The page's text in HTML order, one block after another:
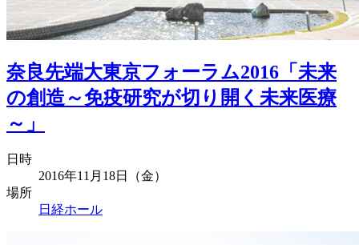
奈良先端大東京フォーラム2016「未来
の創造～免疫研究が切り開く未来医療
～」
日時
2016年11月18日（金）
場所
日経ホール